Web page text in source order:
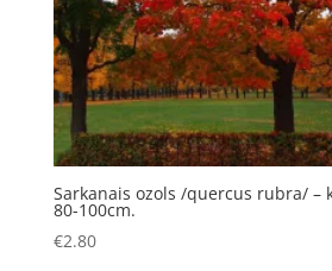
Sarkanais ozols /quercus rubra/ –
80-100cm.
€2.80